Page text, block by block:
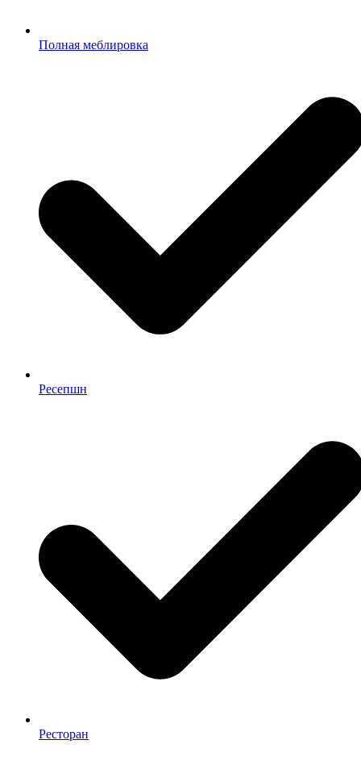
Полная меблировка
Ресепшн
Ресторан